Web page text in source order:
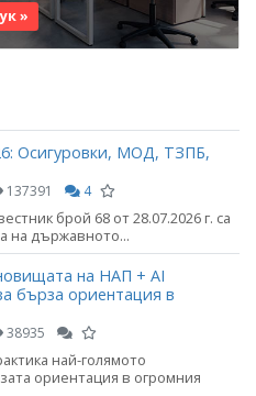
»
Осигуровки, МОД, ТЗПБ,
137391 4
брой 68 от 28.07.2026 г. са
на държавното...
на НАП + AI
бърза ориентация в
38935
най-голямото
ориентация в огромния